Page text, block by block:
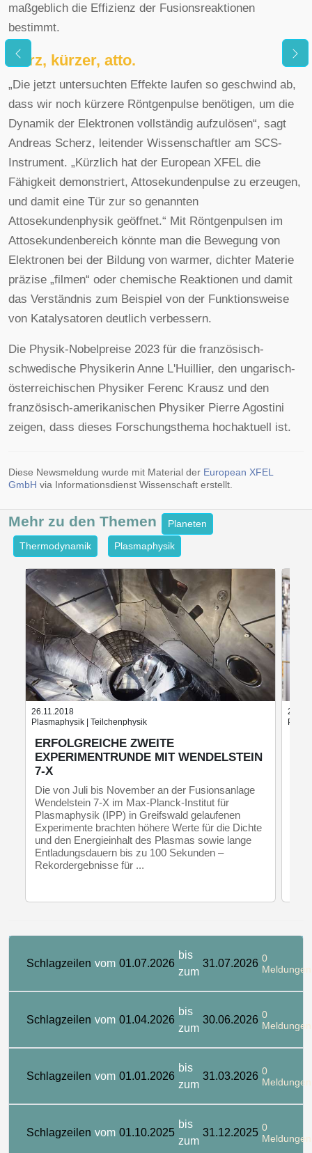
maßgeblich die Effizienz der Fusionsreaktionen
bestimmt.
Kurz, kürzer, atto.
„Die jetzt untersuchten Effekte laufen so geschwind ab,
dass wir noch kürzere Röntgenpulse benötigen, um die
Dynamik der Elektronen vollständig aufzulösen“, sagt
Andreas Scherz, leitender Wissenschaftler am SCS-
Instrument. „Kürzlich hat der European XFEL die
Fähigkeit demonstriert, Attosekundenpulse zu erzeugen,
und damit eine Tür zur so genannten
Attosekundenphysik geöffnet.“ Mit Röntgenpulsen im
Attosekundenbereich könnte man die Bewegung von
Elektronen bei der Bildung von warmer, dichter Materie
präzise „filmen“ oder chemische Reaktionen und damit
das Verständnis zum Beispiel von der Funktionsweise
von Katalysatoren deutlich verbessern.
Die Physik-Nobelpreise 2023 für die französisch-
schwedische Physikerin Anne L'Huillier, den ungarisch-
österreichischen Physiker Ferenc Krausz und den
französisch-amerikanischen Physiker Pierre Agostini
zeigen, dass dieses Forschungsthema hochaktuell ist.
Diese Newsmeldung wurde mit Material der European XFEL
GmbH via Informationsdienst Wissenschaft erstellt.
Mehr zu den Themen
Planeten
Thermodynamik
Plasmaphysik
26.11.2018
Plasmaphysik | Teilchenphysik
ERFOLGREICHE ZWEITE
EXPERIMENTRUNDE MIT WENDELSTEIN
7-X
Die von Juli bis November an der Fusionsanlage
Wendelstein 7-X im Max-Planck-Institut für
Plasmaphysik (IPP) in Greifswald gelaufenen
Experimente brachten höhere Werte für die Dichte
und den Energieinhalt des Plasmas sowie lange
Entladungsdauern bis zu 100 Sekunden –
Rekordergebnisse für ...
Schlagzeilen vom 01.07.2026
bis
zum
31.07.2026 0
Meldungen
Schlagzeilen vom 01.04.2026
bis
zum
30.06.2026 0
Meldungen
Schlagzeilen vom 01.01.2026
bis
zum
31.03.2026 0
Meldungen
Schlagzeilen vom 01.10.2025
bis
zum
31.12.2025 0
Meldungen